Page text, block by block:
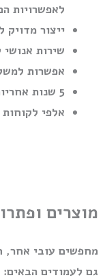
לאפשרויות
ייצור
שירות אנושי
אפשרות
5 שנות אחריות על המוצרים והפתרונות
אלפי
מוצרים
מחפשים עובי אחר,
גם לעמודים הבאים: